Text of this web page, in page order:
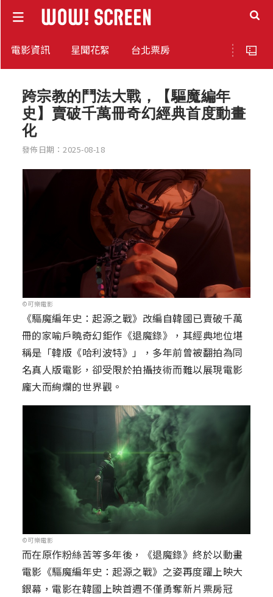
電影資訊 星聞花絮 台北票房
跨宗教的鬥法大戰，【驅魔編年
史】賣破千萬冊奇幻經典首度動畫
化
發佈日期：2025-08-18
©可樂電影
《驅魔編年史：起源之戰》改編自韓國已賣破千萬
冊的家喻戶曉奇幻鉅作《退魔錄》，其經典地位堪
稱是「韓版《哈利波特》」，多年前曾被翻拍為同
名真人版電影，卻受限於拍攝技術而難以展現電影
龐大而絢爛的世界觀。
©可樂電影
而在原作粉絲苦等多年後，《退魔錄》終於以動畫
電影《驅魔編年史：起源之戰》之姿再度躍上映大
銀幕，電影在韓國上映首週不僅勇奪新片票房冠